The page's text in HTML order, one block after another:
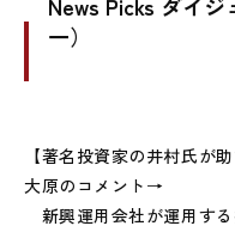
一）
【著名投資家の井村氏が
大原のコメント→
新興運用会社が運用す